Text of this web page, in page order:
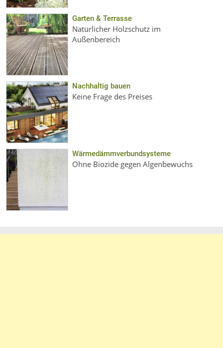
Garten & Terrasse
Natürlicher Holzschutz im
Außenbereich
Nachhaltig bauen
Keine Frage des Preises
Wärmedämmverbundsysteme
Ohne Biozide gegen Algenbewuchs